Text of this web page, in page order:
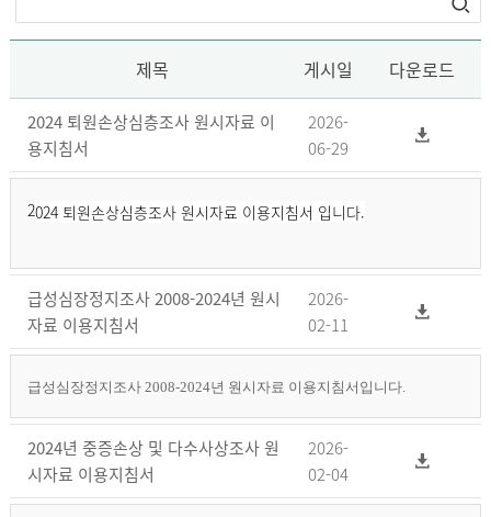
제목 게시일 다운로드
2024 퇴원손상심층조사 원시자료 이
용지침서
2026-
06-29
2024 퇴원손상심층조사 원시자료 이용지침서 입니다.
급성심장정지조사 2008-2024년 원시
자료 이용지침서
2026-
02-11
급성심장정지조사 2008-2024년 원시자료 이용지침서입니다.
2024년 중증손상 및 다수사상조사 원
시자료 이용지침서
2026-
02-04